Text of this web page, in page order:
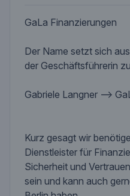
GaLa Finanzierungen
Der Name setzt sich
der Geschäftsführerin
Gabriele Langner —>
Kurz gesagt wir
Dienstleister für
Sicherheit und
sein und kann auch